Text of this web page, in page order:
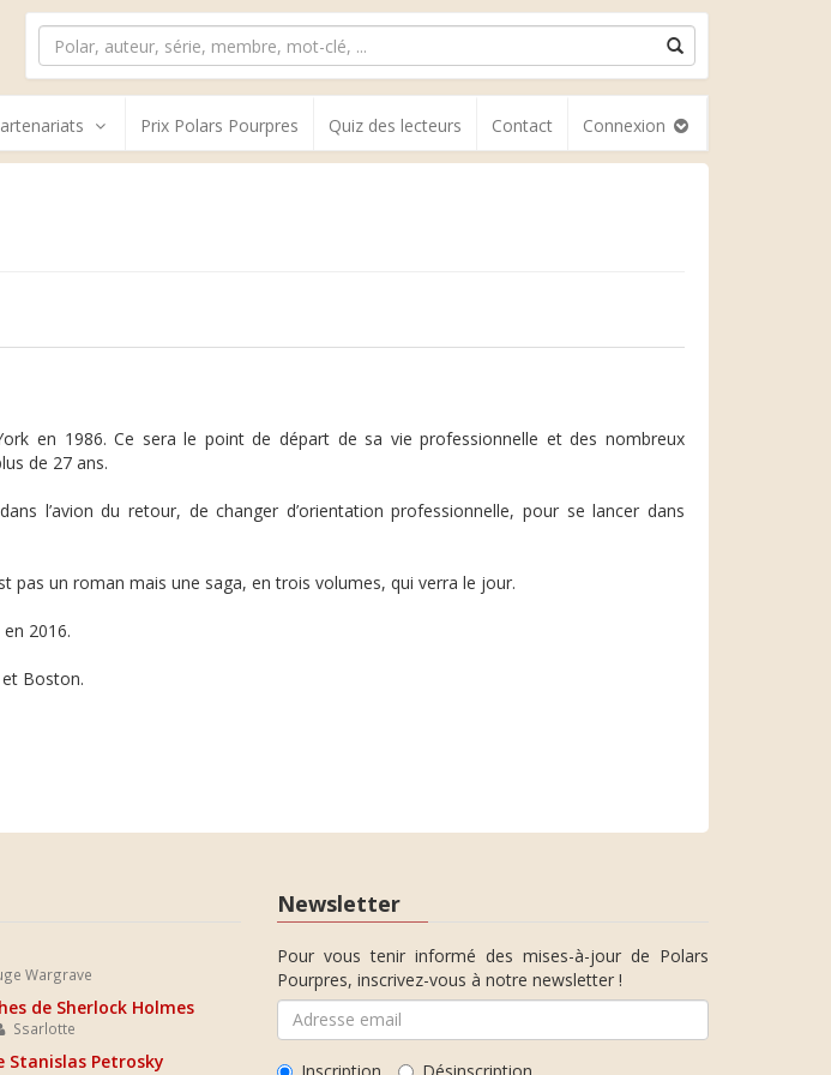
Prix Polars Pourpres Quiz des lecteurs Contact Connexion
en 1986. Ce sera le point de départ de sa vie professionnelle et des nombreux
de 27 ans.
l’avion du retour, de changer d’orientation professionnelle, pour se lancer dans
pas un roman mais une saga, en trois volumes, qui verra le jour.
2016.
et Boston.
Wargrave
de Sherlock Holmes
Ssarlotte
Stanislas Petrosky
Newsletter
Pour vous tenir informé des mises-à-jour de Polars
Pourpres, inscrivez-vous à notre newsletter !